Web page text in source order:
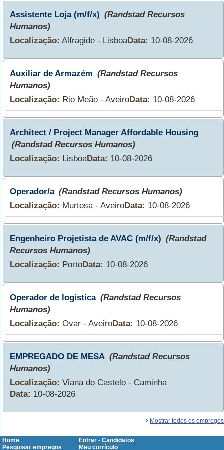
Assistente Loja (m/f/x) (Randstad Recursos
Humanos)
Localização: Alfragide - LisboaData: 10-08-2026
Auxiliar de Armazém (Randstad Recursos
Humanos)
Localização: Rio Meão - AveiroData: 10-08-2026
Architect / Project Manager Affordable Housing
(Randstad Recursos Humanos)
Localização: LisboaData: 10-08-2026
Operador/a (Randstad Recursos Humanos)
Localização: Murtosa - AveiroData: 10-08-2026
Engenheiro Projetista de AVAC (m/f/x) (Randstad
Recursos Humanos)
Localização: PortoData: 10-08-2026
Operador de logistica (Randstad Recursos
Humanos)
Localização: Ovar - AveiroData: 10-08-2026
EMPREGADO DE MESA (Randstad Recursos
Humanos)
Localização: Viana do Castelo - Caminha
Data: 10-08-2026
Mostrar todos os empregos
Home
Entrar - Candidatos
Pesquisar empregos
Meu currículo